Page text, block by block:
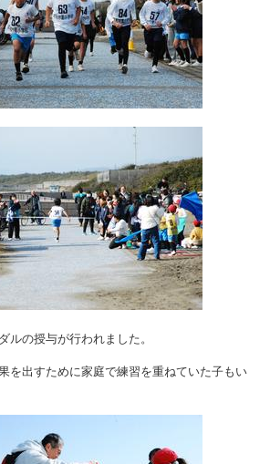
ルの授与が行われました。
を出すために家庭で練習を重ねていた子もい